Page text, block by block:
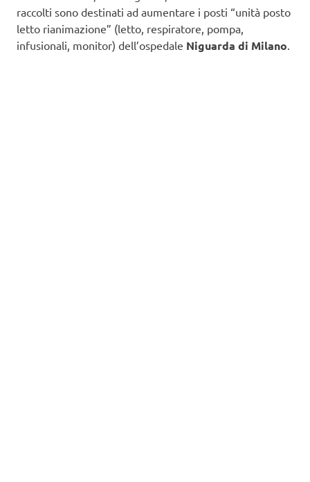
raccolti sono destinati ad aumentare i posti “unità posto
letto rianimazione” (letto, respiratore, pompa,
infusionali, monitor) dell’ospedale Niguarda di Milano